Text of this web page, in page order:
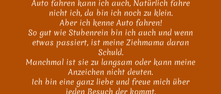
Auto fahren kann ich auch, Natürlich fahre
nicht ich, da bin ich noch zu klein.
Aber ich kenne Auto fahren!
So gut wie Stubenrein bin ich auch und wenn
etwas passiert, ist meine Ziehmama daran
Schuld.
Manchmal ist sie zu langsam oder kann meine
Anzeichen nicht deuten.
Ich bin eine ganz liebe und freue mich über
jeden Besuch der kommt.